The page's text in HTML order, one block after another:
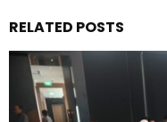
RELATED POSTS